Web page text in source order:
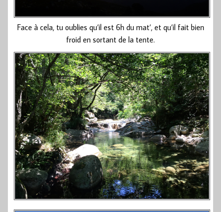
Face à cela, tu oublies qu’il est 6h du mat’, et qu’il fait bien
froid en sortant de la tente.